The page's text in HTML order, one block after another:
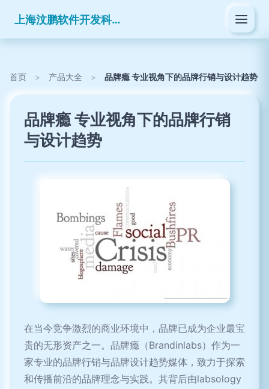
上海汶鹏软件开发科技有限公司
首页 > 产品大全 > 品牌瘾 专业视角下的品牌行销与设计趋势
品牌瘾 专业视角下的品牌行销
与设计趋势
在当今竞争激烈的商业环境中，品牌已成为企业最宝
贵的无形资产之一。品牌瘾（Brandinlabs）作为一
家专业的品牌行销与品牌设计趋势媒体，致力于探索
和传播前沿的品牌理念与实践。其背后由labsology